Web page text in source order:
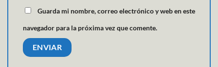
Guarda mi nombre, correo electrónico y web en este
navegador para la próxima vez que comente.